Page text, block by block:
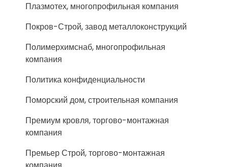
Плазмотех, многопрофильная компания
Покров-Строй, завод металлоконструкций
Полимерхимснаб, многопрофильная
компания
Политика конфиденциальности
Поморский дом, строительная компания
Премиум кровля, торгово-монтажная
компания
Премьер Строй, торгово-монтажная